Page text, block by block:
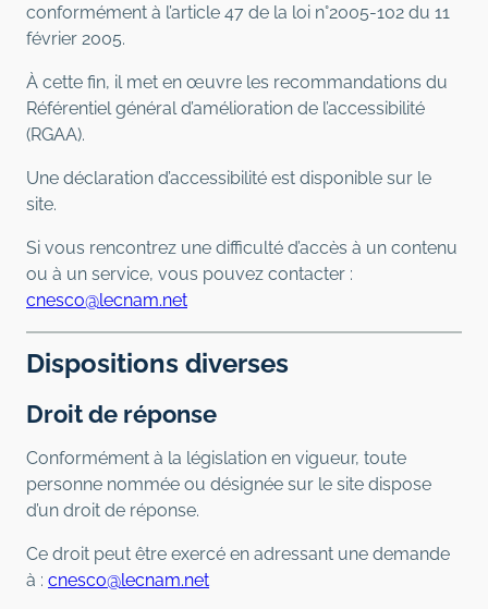
conformément à l’article 47 de la loi n°2005-102 du 11
février 2005.
À cette fin, il met en œuvre les recommandations du
Référentiel général d’amélioration de l’accessibilité
(RGAA).
Une déclaration d’accessibilité est disponible sur le
site.
Si vous rencontrez une difficulté d’accès à un contenu
ou à un service, vous pouvez contacter :
cnesco@lecnam.net
Dispositions diverses
Droit de réponse
Conformément à la législation en vigueur, toute
personne nommée ou désignée sur le site dispose
d’un droit de réponse.
Ce droit peut être exercé en adressant une demande
à : cnesco@lecnam.net